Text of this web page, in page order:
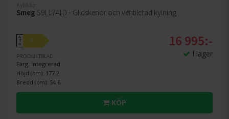
Kylskåp
Smeg S9L1741D - Glidskenor och ventilerad kylning
A
↑
G
D
PRODUKTBLAD
Färg: Integrerad
Höjd (cm): 177.2
Bredd (cm): 54.6
16 995:-
I lager
KÖP